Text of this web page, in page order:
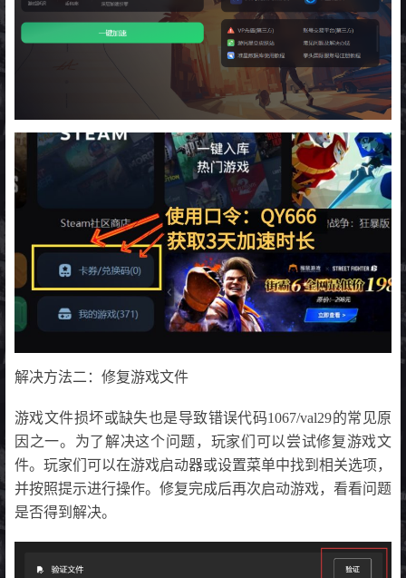
解决方法二：修复游戏文件
游戏文件损坏或缺失也是导致错误代码1067/val29的常见原
因之一。为了解决这个问题，玩家们可以尝试修复游戏文
件。玩家们可以在游戏启动器或设置菜单中找到相关选项，
并按照提示进行操作。修复完成后再次启动游戏，看看问题
是否得到解决。